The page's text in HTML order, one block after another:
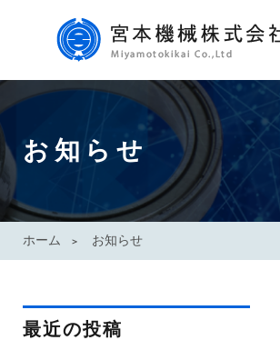
お知らせ
ホーム お知らせ
最近の投稿